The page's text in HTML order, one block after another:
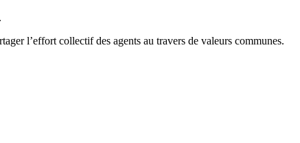
l’effort collectif des agents au travers de valeurs communes.